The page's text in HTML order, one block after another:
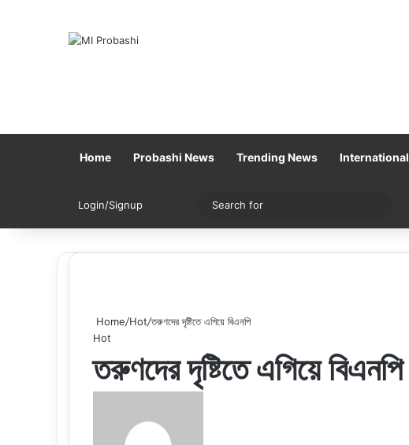
Home Probashi News Trending News International
Login/Signup Switch skin
for
Home/Hot/তরুণদের দৃষ্টিতে এগিয়ে বিএনপি
Hot
তরুণদের দৃষ্টিতে এগিয়ে বিএনপি